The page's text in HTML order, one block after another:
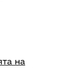
на